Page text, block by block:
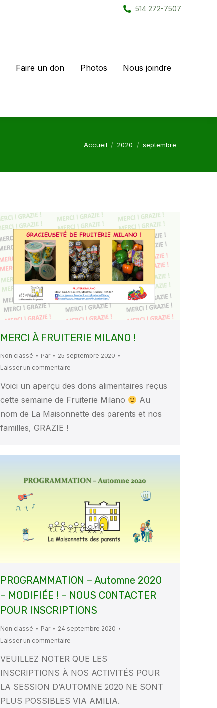
514 272-7507
Faire un don Photos Nous joindre
Vous êtes ici :
Accueil 2020 septembre
MERCI À FRUITERIE MILANO !
Non classé Par
25 septembre 2020
Laisser un commentaire
Voici un aperçu des dons alimentaires reçus
cette semaine de Fruiterie Milano
Au
nom de La Maisonnette des parents et nos
familles, GRAZIE !
PROGRAMMATION – Automne 2020
– MODIFIÉE ! – NOUS CONTACTER
POUR INSCRIPTIONS
Non classé Par
24 septembre 2020
Laisser un commentaire
VEUILLEZ NOTER QUE LES
INSCRIPTIONS À NOS ACTIVITÉS POUR
LA SESSION D’AUTOMNE 2020 NE SONT
PLUS POSSIBLES VIA AMILIA.